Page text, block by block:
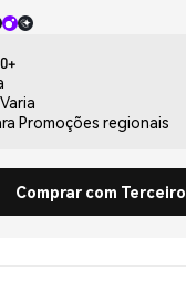
Varia
Promoções regionais
Comprar com Terceiro